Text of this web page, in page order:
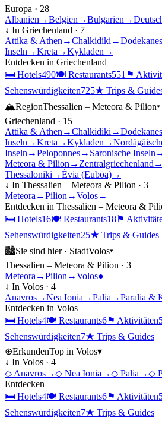
Europa · 28
Albanien →Belgien →Bulgarien →
↓ In Griechenland · 7
Attika & Athen →Chalkidiki →Dodekanes
Inseln →Kreta →Kykladen →
Entdecken in Griechenland
🛏 Hotels490🍽 Restaurants551 ⚑
Sehenswürdigkeiten725★ Trips &
🏔RegionThessalien – Meteora & Pilion▾
Griechenland · 15
Attika & Athen →Chalkidiki →Dodekanes
Inseln →Kreta →Kykladen →
Inseln →Peloponnes→ Saronische Inseln
Meteora & Pilion → Zentralgriechenland →
Thessaloniki →Évia (Euböa)→
↓ In Thessalien – Meteora & Pilion · 3
Meteora →Pilion →Volos→
Entdecken in Thessalien – Meteora &
🛏 Hotels16🍽 Restaurants18⚑
Sehenswürdigkeiten25★ Trips & Guides
🏙Sie sind hier · StadtVolos▾
Thessalien – Meteora & Pilion · 3
Meteora →Pilion →Volos●
↓ In Volos · 4
Anavros→Nea Ionia →Palia →Paralia &
Entdecken in Volos
🛏 Hotels4🍽 Restaurants6⚑ Aktivitäten
Sehenswürdigkeiten7★ Trips & Guides
⊕ErkundenTop in Volos▾
↓ In Volos · 4
◇ Anavros→◇ Nea Ionia →◇ Palia →◇
Entdecken
🛏 Hotels4🍽 Restaurants6⚑ Aktivitäten
Sehenswürdigkeiten7★ Trips & Guides